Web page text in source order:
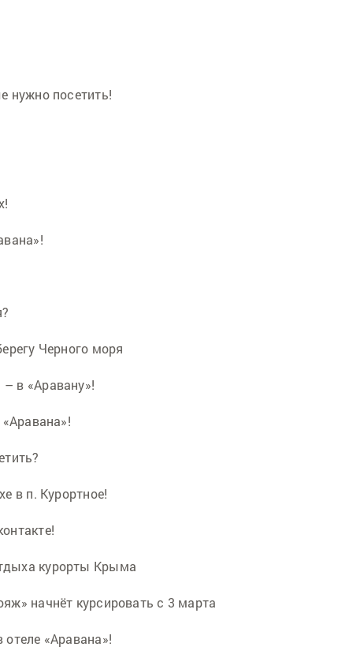
нужно посетить!
Черного моря
в «Аравану»!
в п. Курортное!
курорты Крыма
начнёт курсировать с 3 марта
«Аравана»!